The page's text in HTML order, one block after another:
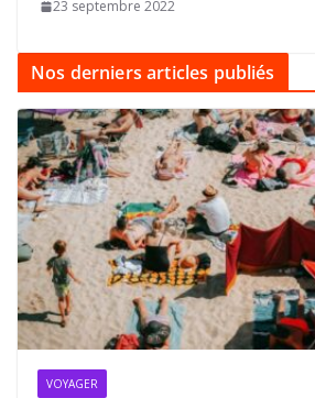
23 septembre 2022
Nos derniers articles publiés
VOYAGER